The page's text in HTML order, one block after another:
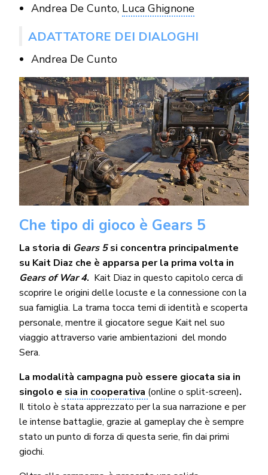
Andrea De Cunto, Luca Ghignone
ADATTATORE DEI DIALOGHI
Andrea De Cunto
Che tipo di gioco è Gears 5
La storia di Gears 5si concentra principalmente
su Kait Diaz che è apparsa per la prima volta in
Gears of War 4. Kait Diaz in questo capitolo cerca di
scoprire le origini delle locuste e la connessione con la
sua famiglia. La trama tocca temi di identità e scoperta
personale, mentre il giocatore segue Kait nel suo
viaggio attraverso varie ambientazioni del mondo
Sera.
La modalità campagna può essere giocata sia in
singolo e sia in cooperativa (online o split-screen).
Il titolo è stata apprezzato per la sua narrazione e per
le intense battaglie, grazie al gameplay che è sempre
stato un punto di forza di questa serie, fin dai primi
giochi.